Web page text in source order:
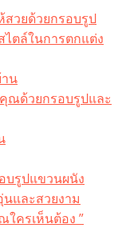
วยด้วยกรอบรูป
ตล์ในการตกแต่ง
น
ณด้วยกรอบรูปและ
บรูปแขวนผนัง
และสวยงาม
ครเห็นต้อง ”